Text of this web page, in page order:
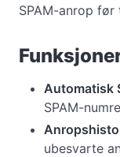
SPAM-anrop før
Automatisk
SPAM-
ubesvarte